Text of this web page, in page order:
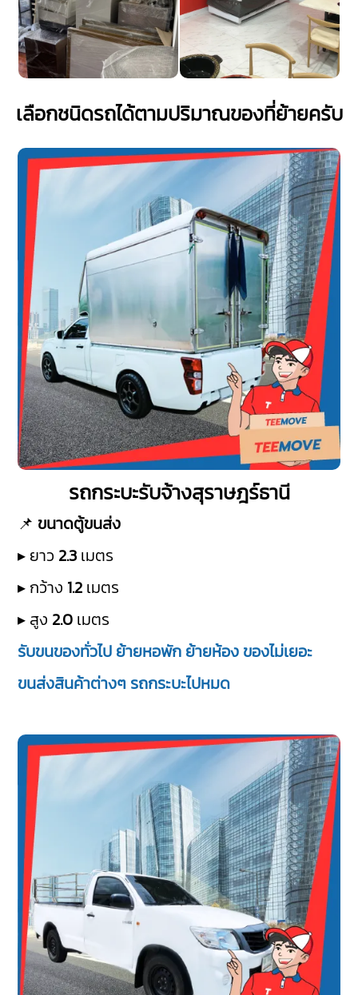
เลือกชนิดรถได้ตามปริมาณของที่ย้ายครับ
รถกระบะรับจ้างสุราษฎร์ธานี
📌 ขนาดตู้ขนส่ง
▸ ยาว 2.3 เมตร
▸ กว้าง 1.2 เมตร
▸ สูง 2.0 เมตร
รับขนของทั่วไป ย้ายหอพัก ย้ายห้อง ของไม่เยอะ
ขนส่งสินค้าต่างๆ รถกระบะไปหมด